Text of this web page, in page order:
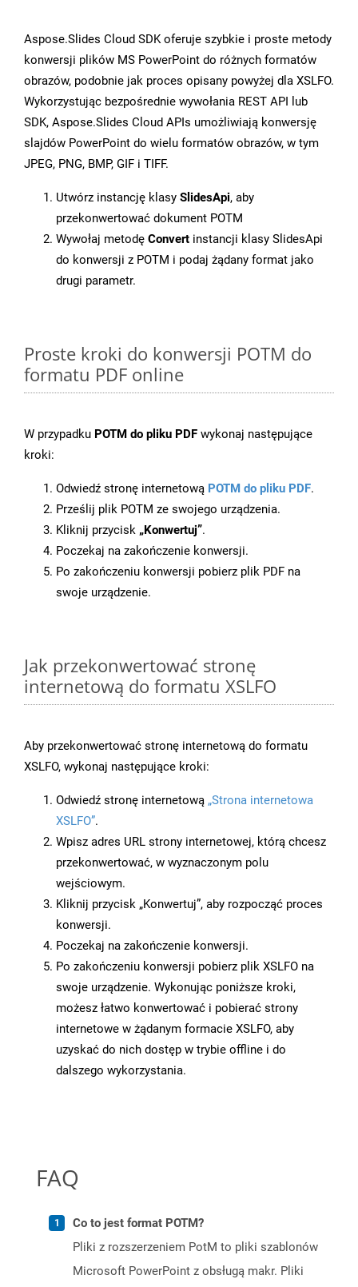
Aspose.Slides Cloud SDK oferuje szybkie i proste metody
konwersji plików MS PowerPoint do różnych formatów
obrazów, podobnie jak proces opisany powyżej dla XSLFO.
Wykorzystując bezpośrednie wywołania REST API lub
SDK, Aspose.Slides Cloud APIs umożliwiają konwersję
slajdów PowerPoint do wielu formatów obrazów, w tym
JPEG, PNG, BMP, GIF i TIFF.
Utwórz instancję klasy SlidesApi, aby
przekonwertować dokument POTM
Wywołaj metodę Convert instancji klasy SlidesApi
do konwersji z POTM i podaj żądany format jako
drugi parametr.
Proste kroki do konwersji POTM do
formatu PDF online
W przypadku POTM do pliku PDF wykonaj następujące
kroki:
Odwiedź stronę internetową POTM do pliku PDF.
Prześlij plik POTM ze swojego urządzenia.
Kliknij przycisk „Konwertuj”.
Poczekaj na zakończenie konwersji.
Po zakończeniu konwersji pobierz plik PDF na
swoje urządzenie.
Jak przekonwertować stronę
internetową do formatu XSLFO
Aby przekonwertować stronę internetową do formatu
XSLFO, wykonaj następujące kroki:
Odwiedź stronę internetową „Strona internetowa
XSLFO”.
Wpisz adres URL strony internetowej, którą chcesz
przekonwertować, w wyznaczonym polu
wejściowym.
Kliknij przycisk „Konwertuj”, aby rozpocząć proces
konwersji.
Poczekaj na zakończenie konwersji.
Po zakończeniu konwersji pobierz plik XSLFO na
swoje urządzenie. Wykonując poniższe kroki,
możesz łatwo konwertować i pobierać strony
internetowe w żądanym formacie XSLFO, aby
uzyskać do nich dostęp w trybie offline i do
dalszego wykorzystania.
FAQ
Co to jest format POTM?
Pliki z rozszerzeniem PotM to pliki szablonów
Microsoft PowerPoint z obsługą makr. Pliki